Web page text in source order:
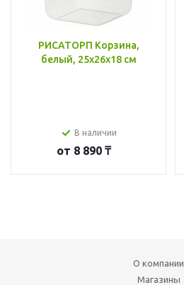
РИСАТОРП Корзина,
белый, 25x26x18 см
В наличии
от 8 890 ₸
О компании
Магазины